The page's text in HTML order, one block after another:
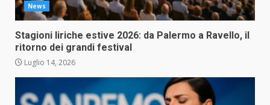
News
Stagioni liriche estive 2026: da Palermo a Ravello, il
ritorno dei grandi festival
Luglio 14, 2026